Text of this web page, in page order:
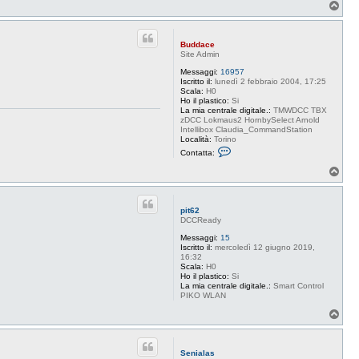
o
Buddace
Site Admin
Messaggi: 16957
Iscritto il: lunedì 2 febbraio 2004, 17:25
Scala: H0
Ho il plastico: Si
La mia centrale digitale.: TMWDCC TBX
zDCC Lokmaus2 HornbySelect Arnold
Intellibox Claudia_CommandStation
Località: Torino
Contatta:
a
d
c
o
pit62
DCCReady
Messaggi: 15
Iscritto il: mercoledì 12 giugno 2019,
16:32
Scala: H0
Ho il plastico: Si
La mia centrale digitale.: Smart Control
PIKO WLAN
o
Senialas